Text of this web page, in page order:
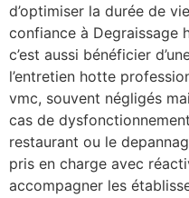
d’optimiser la durée de
confiance à Degraissage
c’est aussi bénéficier
l’entretien hotte
vmc, souvent négligés
cas de
restaurant ou le
pris en charge avec
accompagner les